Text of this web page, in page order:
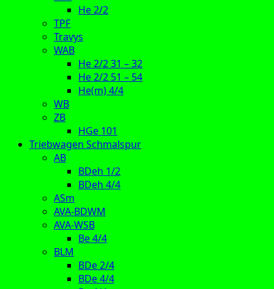
He 2/2
TPF
Travys
WAB
He 2/2 31 – 32
He 2/2 51 – 54
He(m) 4/4
WB
ZB
HGe 101
Triebwagen Schmalspur
AB
BDeh 1/2
BDeh 4/4
ASm
AVA-BDWM
AVA-WSB
Be 4/4
BLM
BDe 2/4
BDe 4/4